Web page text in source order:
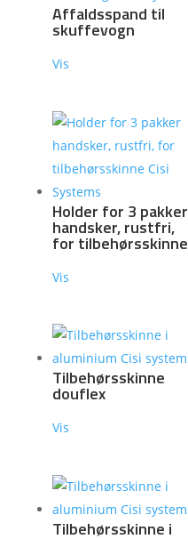
Affaldsspand til
skuffevogn
Vis
Holder for 3 pakker
handsker, rustfri,
for tilbehørsskinne
Vis
Tilbehørsskinne
douflex
Vis
Tilbehørsskinne i